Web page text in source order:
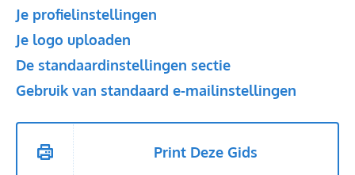
Je profielinstellingen
Je logo uploaden
De standaardinstellingen sectie
Gebruik van standaard e-mailinstellingen
Print Deze Gids